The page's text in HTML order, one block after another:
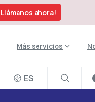
¡Llámanos ahora!
Más servicios
ES